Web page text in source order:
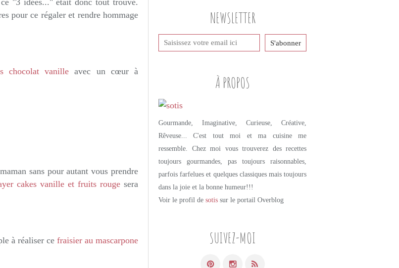
"3 idées..." était donc tout trouvé.
pour ce régaler et rendre hommage
chocolat vanilleavec un cœur à
sans pour autant vous prendre
cakes vanille et fruits rouge sera
à réaliser ce fraisier au mascarpone
NEWSLETTER
SUIVEZ-MOI
À PROPOS
Gourmande, Imaginative, Curieuse, Créative,
Rêveuse... C'est tout moi et ma cuisine me
ressemble. Chez moi vous trouverez des recettes
toujours gourmandes, pas toujours raisonnables,
parfois farfelues et quelques classiques mais toujours
dans la joie et la bonne humeur!!!
Voir le profil de sotis sur le portail Overblog